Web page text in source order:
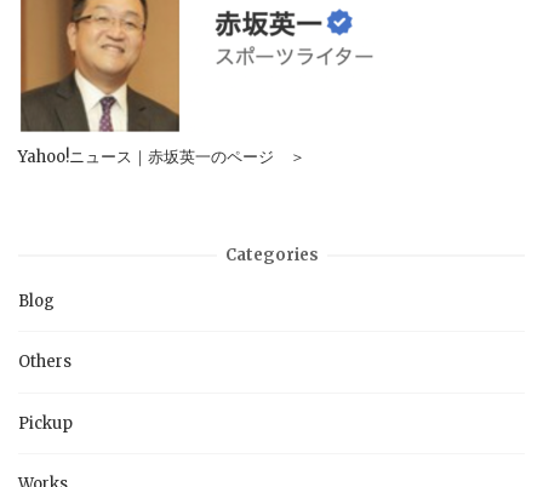
Yahoo!ニュース｜赤坂英一のページ ＞
Categories
Blog
Others
Pickup